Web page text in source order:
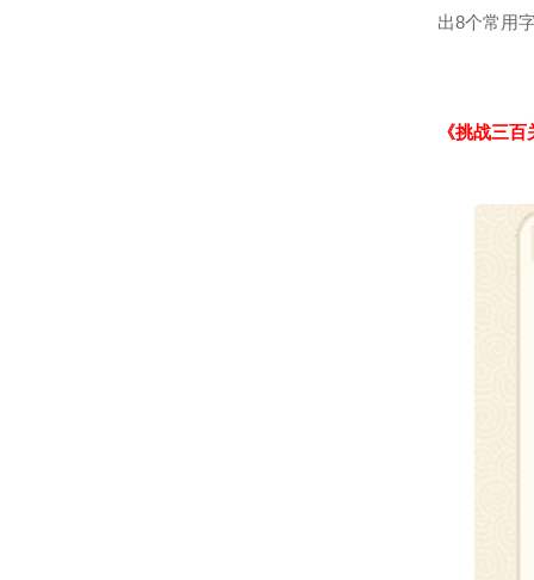
出8个常用
《挑战三